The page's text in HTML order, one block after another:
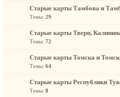
Старые карты Тамбова и
Темы: 29
Старые карты Твери,
Темы: 72
Старые карты Томска и
Темы: 64
Старые карты Республики
Темы: 8